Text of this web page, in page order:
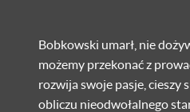
Bobkowski umarł, nie
możemy przekonać z
rozwija swoje pasje, cieszy
obliczu nieodwołalnego